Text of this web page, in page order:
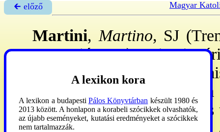
🡰 előző Magyar
Martini, Martino, SJ
1661. jún. 6.):
Goában, 1643: Kínában
Kína új térképét. 1646:
Rómába küldték.
Amsterdamban
A lexikon kora
A lexikon a budapesti Pálos Könyvtárban készült 1980 és
2013 között. A honlapon a korabeli szócikkek olvashatók,
az újabb eseményeket, kutatási eredményeket a szócikkek
nem tartalmazzák.